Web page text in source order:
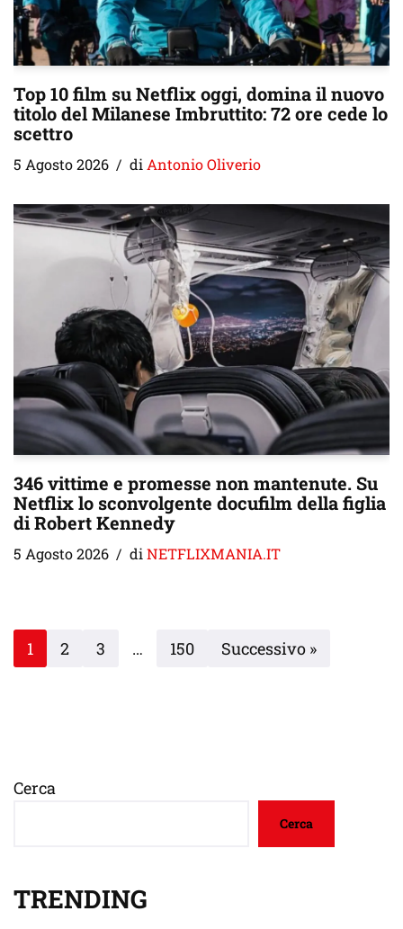
Top 10 film su Netflix oggi, domina il nuovo
titolo del Milanese Imbruttito: 72 ore cede lo
scettro
5 Agosto 2026 di Antonio Oliverio
346 vittime e promesse non mantenute. Su
Netflix lo sconvolgente docufilm della figlia
di Robert Kennedy
5 Agosto 2026 di NETFLIXMANIA.IT
1 2 3 … 150 Successivo »
Cerca
Cerca
TRENDING